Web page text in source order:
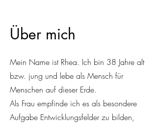
Über mich
Mein Name ist Rhea. Ich bin 38 Jahre alt
bzw. jung und lebe als Mensch für
Menschen auf dieser Erde.
Als Frau empfinde ich es als besondere
Aufgabe Entwicklungsfelder zu bilden,